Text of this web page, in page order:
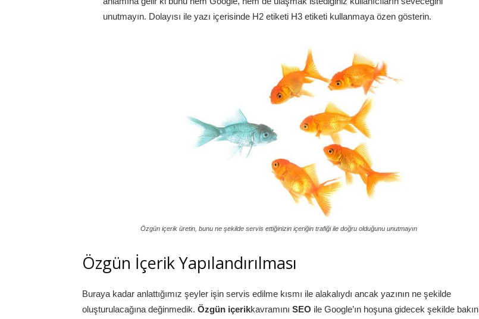
unutmayın. Dolayısı ile yazı içerisinde H2 etiketi H3 etiketi kullanmaya özen gösterin.
Özgün içerik üretin, bunu ne şekilde servis ettiğinizin içeriğin trafiği ile doğru olduğunu unutmayın
Özgün İçerik Yapılandırılması
Buraya kadar anlattığımız şeyler işin servis edilme kısmı ile alakalıydı ancak yazının ne şekilde
oluşturulacağına değinmedik. Özgün içerikkavramını SEO ile Google’ın hoşuna gidecek şekilde bakın